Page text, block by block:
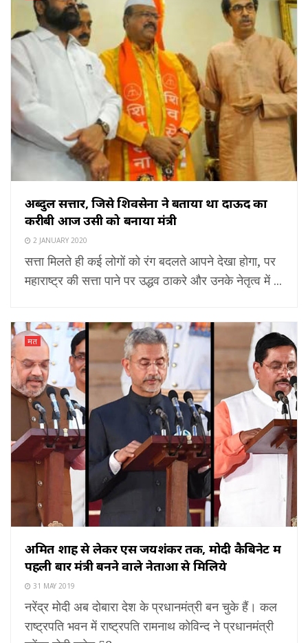
अब्दुल सत्तार, जिसे शिवसेना ने बताया था दाऊद का
करीबी आज उसी को बनाया मंत्री
2 JANUARY 2020
सत्ता मिलते ही कई लोगों को रंग बदलते आपने देखा होगा, पर
महाराष्ट्र की सत्ता पाने पर उद्धव ठाकरे और उनके नेतृत्व में ...
मत
अमित शाह से लेकर एस जयशंकर तक, मोदी कैबिनेट में
पहली बार मंत्री बनने वाले नेताओं से मिलिये
31 MAY 2019
नरेंद्र मोदी अब दोबारा देश के प्रधानमंत्री बन चुके हैं। कल
राष्ट्रपति भवन में राष्ट्रपति रामनाथ कोविन्द ने प्रधानमंत्री